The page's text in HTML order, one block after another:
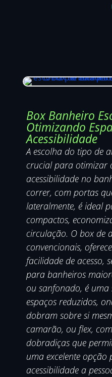
Box Banheiro
Otimizando
Acessibilidade
A escolha do tipo de
crucial para otimizar
acessibilidade no
correr, com portas
lateralmente, é ideal
compactos,
circulação. O box de
convencionais,
facilidade de acesso,
para banheiros
ou sanfonado, é
espaços reduzidos,
dobram sobre si
camarão, ou flex,
dobradiças que
uma excelente
acessibilidade a